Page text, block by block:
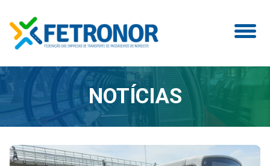
NOTÍCIAS